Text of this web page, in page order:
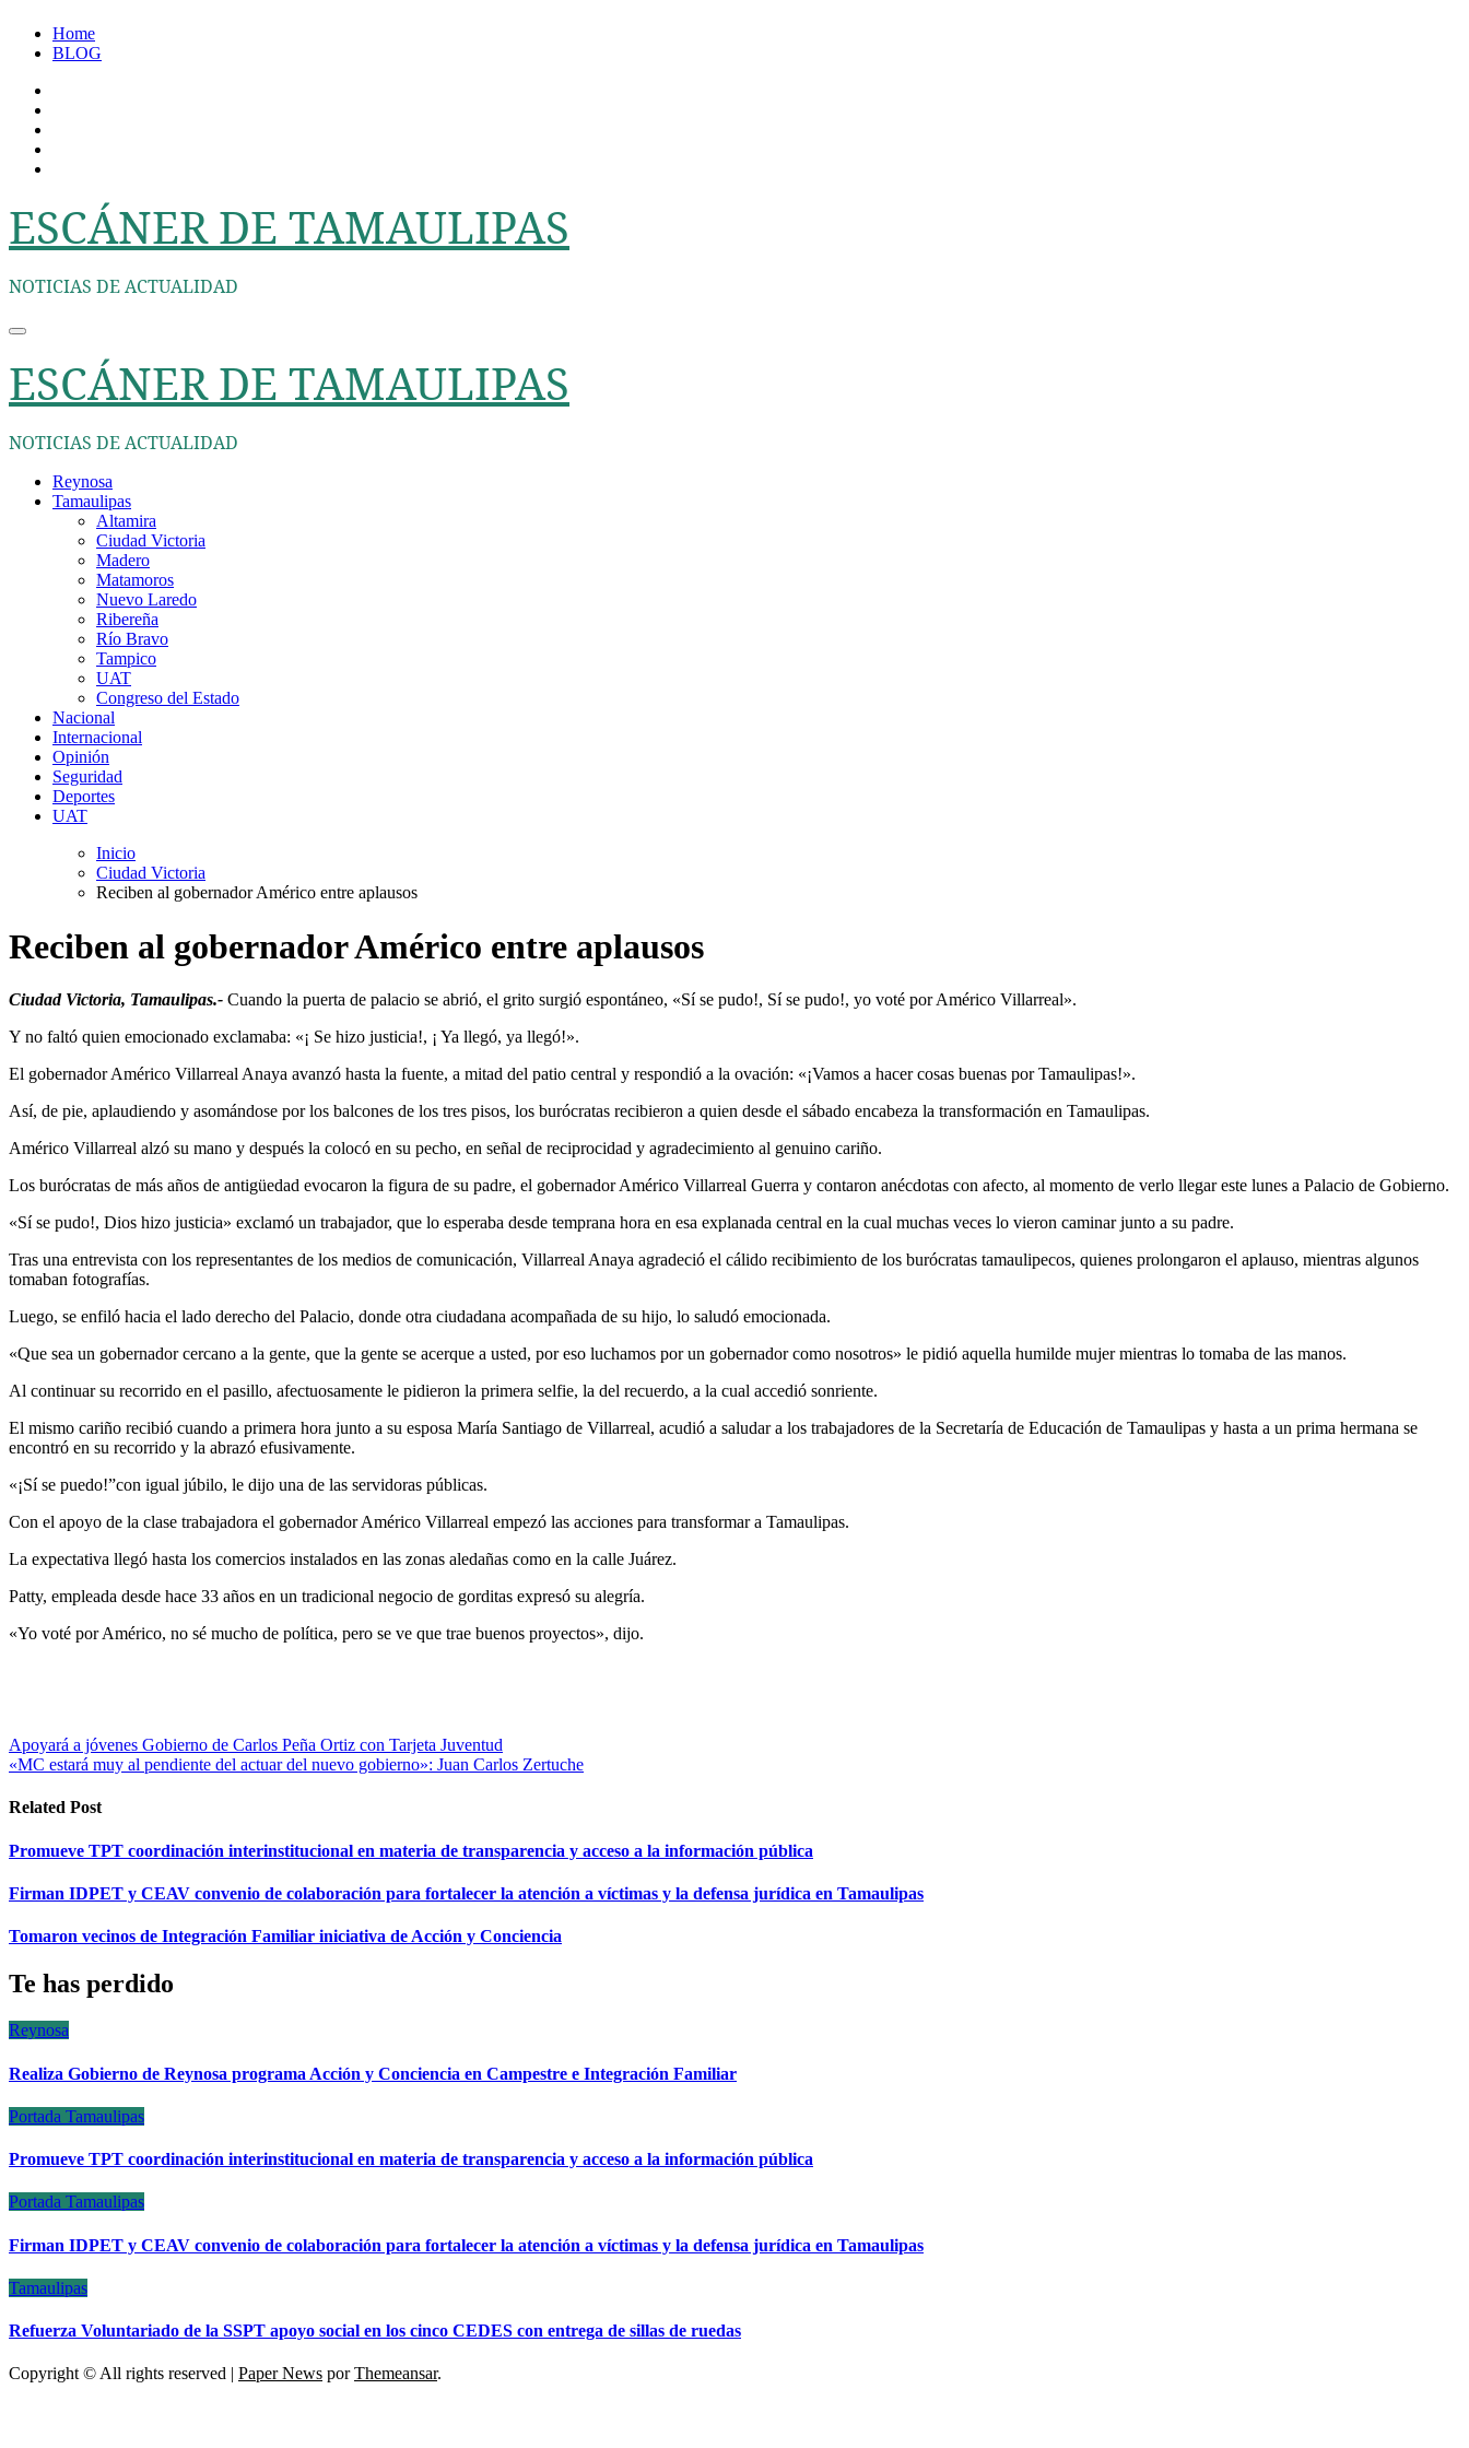
Home
BLOG
ESCÁNER DE TAMAULIPAS
NOTICIAS DE ACTUALIDAD
ESCÁNER DE TAMAULIPAS
NOTICIAS DE ACTUALIDAD
Reynosa
Tamaulipas
Altamira
Ciudad Victoria
Madero
Matamoros
Nuevo Laredo
Ribereña
Río Bravo
Tampico
UAT
Congreso del Estado
Nacional
Internacional
Opinión
Seguridad
Deportes
UAT
Inicio
Ciudad Victoria
Reciben al gobernador Américo entre aplausos
Reciben al gobernador Américo entre aplausos
Ciudad Victoria, Tamaulipas.- Cuando la puerta de palacio se abrió, el grito surgió espontáneo, «Sí se pudo!, Sí se pudo!, yo voté por Américo Villarreal».
Y no faltó quien emocionado exclamaba: «¡ Se hizo justicia!, ¡ Ya llegó, ya llegó!».
El gobernador Américo Villarreal Anaya avanzó hasta la fuente, a mitad del patio central y respondió a la ovación: «¡Vamos a hacer cosas buenas por Tamaulipas!».
Así, de pie, aplaudiendo y asomándose por los balcones de los tres pisos, los burócratas recibieron a quien desde el sábado encabeza la transformación en Tamaulipas.
Américo Villarreal alzó su mano y después la colocó en su pecho, en señal de reciprocidad y agradecimiento al genuino cariño.
Los burócratas de más años de antigüedad evocaron la figura de su padre, el gobernador Américo Villarreal Guerra y contaron anécdotas con afecto, al momento de verlo llegar este lunes a Palacio de Gobierno.
«Sí se pudo!, Dios hizo justicia» exclamó un trabajador, que lo esperaba desde temprana hora en esa explanada central en la cual muchas veces lo vieron caminar junto a su padre.
Tras una entrevista con los representantes de los medios de comunicación, Villarreal Anaya agradeció el cálido recibimiento de los burócratas tamaulipecos, quienes prolongaron el aplauso, mientras algunos
tomaban fotografías.
Luego, se enfiló hacia el lado derecho del Palacio, donde otra ciudadana acompañada de su hijo, lo saludó emocionada.
«Que sea un gobernador cercano a la gente, que la gente se acerque a usted, por eso luchamos por un gobernador como nosotros» le pidió aquella humilde mujer mientras lo tomaba de las manos.
Al continuar su recorrido en el pasillo, afectuosamente le pidieron la primera selfie, la del recuerdo, a la cual accedió sonriente.
El mismo cariño recibió cuando a primera hora junto a su esposa María Santiago de Villarreal, acudió a saludar a los trabajadores de la Secretaría de Educación de Tamaulipas y hasta a un prima hermana se
encontró en su recorrido y la abrazó efusivamente.
«¡Sí se puedo!”con igual júbilo, le dijo una de las servidoras públicas.
Con el apoyo de la clase trabajadora el gobernador Américo Villarreal empezó las acciones para transformar a Tamaulipas.
La expectativa llegó hasta los comercios instalados en las zonas aledañas como en la calle Juárez.
Patty, empleada desde hace 33 años en un tradicional negocio de gorditas expresó su alegría.
«Yo voté por Américo, no sé mucho de política, pero se ve que trae buenos proyectos», dijo.
Navegación
de
entradas
Apoyará a jóvenes Gobierno de Carlos Peña Ortiz con Tarjeta Juventud
«MC estará muy al pendiente del actuar del nuevo gobierno»: Juan Carlos Zertuche
Related Post
Promueve TPT coordinación interinstitucional en materia de transparencia y acceso a la información pública
Firman IDPET y CEAV convenio de colaboración para fortalecer la atención a víctimas y la defensa jurídica en Tamaulipas
Tomaron vecinos de Integración Familiar iniciativa de Acción y Conciencia
Te has perdido
Reynosa
Realiza Gobierno de Reynosa programa Acción y Conciencia en Campestre e Integración Familiar
Portada Tamaulipas
Promueve TPT coordinación interinstitucional en materia de transparencia y acceso a la información pública
Portada Tamaulipas
Firman IDPET y CEAV convenio de colaboración para fortalecer la atención a víctimas y la defensa jurídica en Tamaulipas
Tamaulipas
Refuerza Voluntariado de la SSPT apoyo social en los cinco CEDES con entrega de sillas de ruedas
Copyright © All rights reserved | Paper News porThemeansar.